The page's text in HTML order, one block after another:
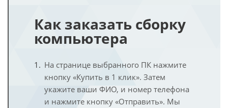
Как заказать сборку
компьютера
На странице выбранного ПК нажмите
кнопку «Купить в 1 клик». Затем
укажите ваши ФИО, и номер телефона
и нажмите кнопку «Отправить». Мы